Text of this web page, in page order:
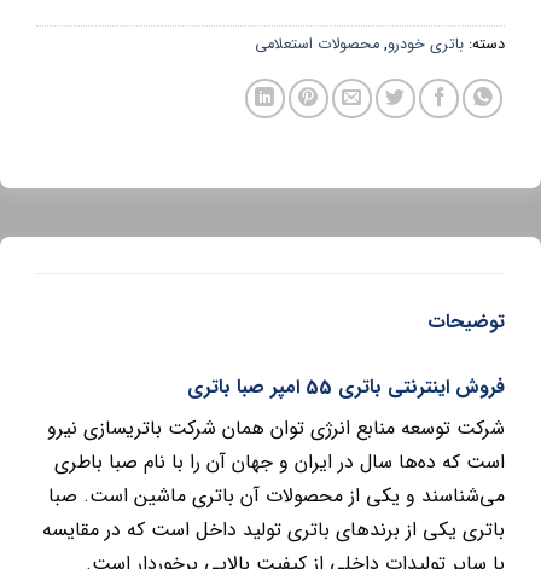
دسته:باتری خودرو,محصولات استعلامی
توضیحات
فروش اینترنتی باتری 55 امپر صبا باتری
شرکت توسعه منابع انرژی توان همان شرکت باتریسازی نیرو
است که ده‌ها سال در ایران و جهان آن را با نام صبا باطری
می‌شناسند و یکی از محصولات آن باتری ماشین است. صبا
باتری یکی از برندهای باتری تولید داخل است که در مقایسه